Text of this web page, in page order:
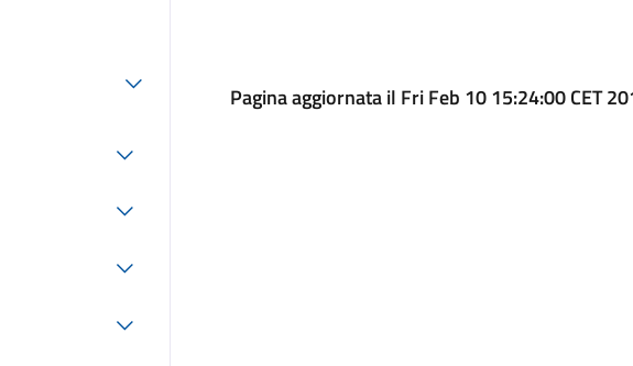
Pagina aggiornata il Fri Feb 10 15:24:00 CET